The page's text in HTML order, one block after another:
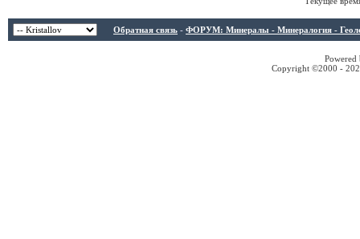
Обратная связь - ФОРУМ: Минералы - Минералогия -
Copyright ©2000 -